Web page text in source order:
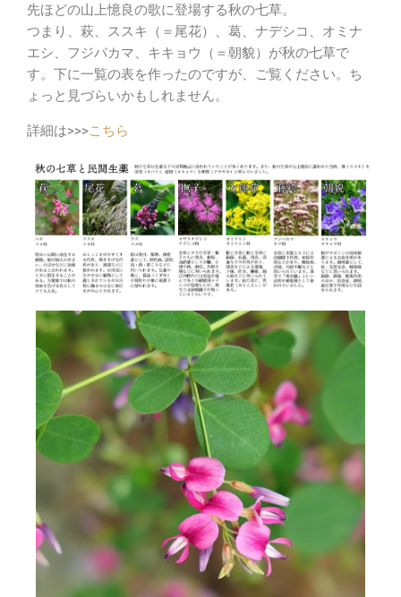
先ほどの山上憶良の歌に登場する秋の七草。
つまり、萩、ススキ（＝尾花）、葛、ナデシコ、オミナ
エシ、フジバカマ、キキョウ（＝朝貌）が秋の七草で
す。 下に一覧の表を作ったのですが、ご覧ください。ち
ょっと見づらいかもしれません。
詳細は>>>こちら